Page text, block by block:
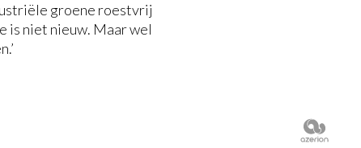
groene roestvrij
is niet nieuw. Maar wel